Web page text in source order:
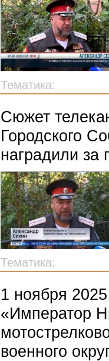
Тематика:
Сюжет
Городского
наградили
Тематика:
1 ноября
«Император
военного